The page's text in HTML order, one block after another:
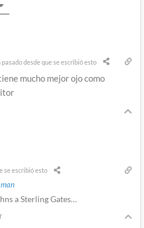
pasado desde que se escribió esto
mucho mejor ojo como
se escribió esto
a Sterling Gates…